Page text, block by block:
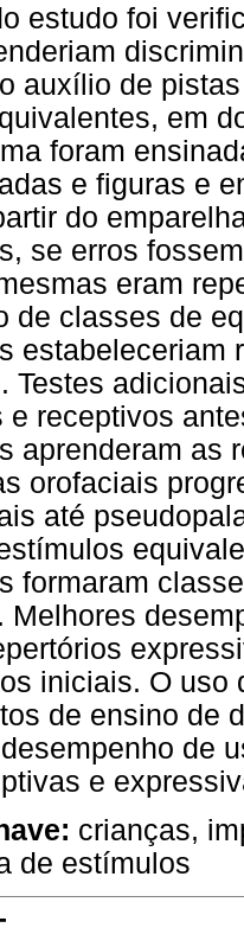
estudo foi
auxílio de
em
foram
e figuras e
do
se erros
eram
de classes de
estabeleceriam
Testes
e receptivos
aprenderam as
orofaciais
até
formaram
Melhores
iniciais. O uso
de ensino de
de
e
crianças,
de estímulos